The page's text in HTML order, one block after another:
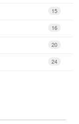
15
16
20
24